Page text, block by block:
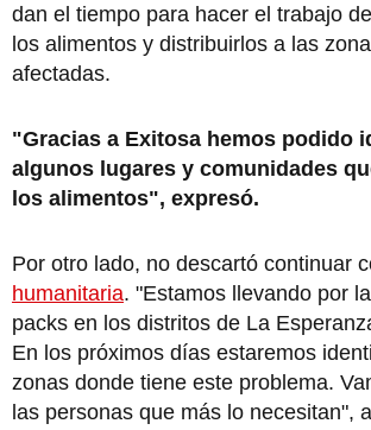
dan el tiempo para hacer el trabajo
los alimentos y distribuirlos a las
afectadas.
"Gracias a Exitosa hemos podido
algunos lugares y comunidades
los alimentos", expresó.
Por otro lado, no descartó continuar
humanitaria. "Estamos llevando por
packs en los distritos de La
En los próximos días estaremos
zonas donde tiene este problema.
las personas que más lo necesitan",